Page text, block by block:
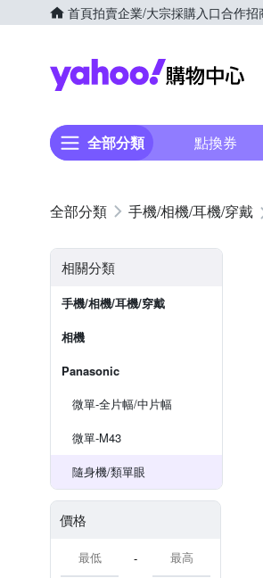
首頁拍賣企業/大宗採購入口合作招
全部分類 點換券
手機/相機/耳機/穿戴
相關分類
手機/相機/耳機/穿戴
相機
Panasonic
微單-全片幅/中片幅
微單-M43
隨身機/類單眼
價格
-